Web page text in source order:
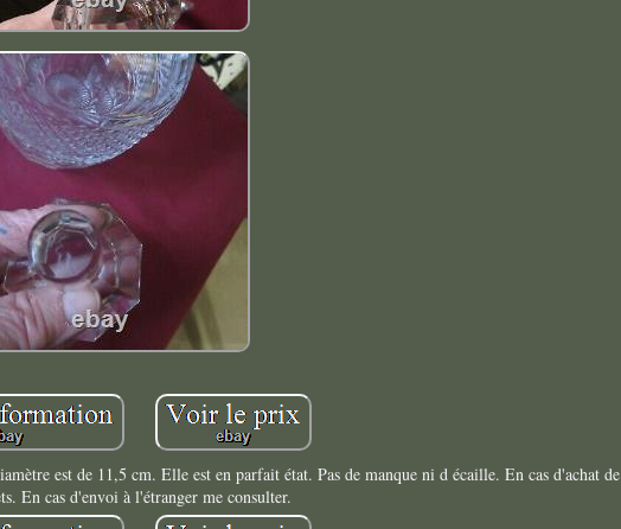
est de 11,5 cm. Elle est en parfait état. Pas de manque ni d écaille. En cas d'achat de
En cas d'envoi à l'étranger me consulter.